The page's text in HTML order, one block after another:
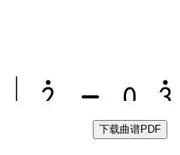
下载曲谱PDF